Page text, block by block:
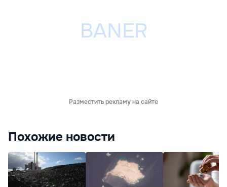
Разместить рекламу на сайте
Похожие новости